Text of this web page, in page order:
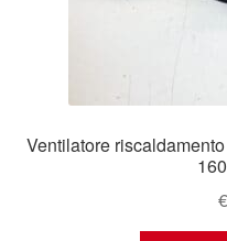
Ventilatore
€